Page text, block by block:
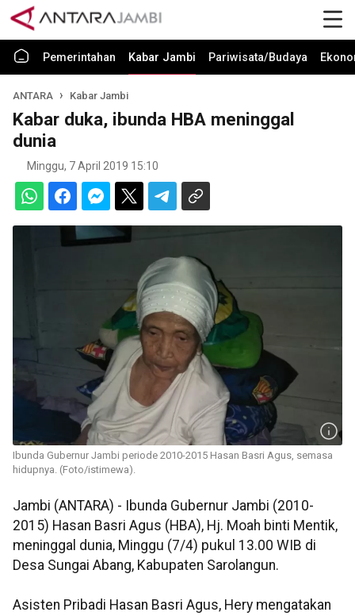
Pemerintahan Kabar Jambi Pariwisata/Budaya
ANTARA Kabar Jambi
Kabar duka, ibunda HBA meninggal
dunia
Minggu, 7 April 2019 15:10
Ibunda Gubernur Jambi periode 2010-2015 Hasan Basri Agus, semasa
hidupnya. (Foto/istimewa).
Jambi (ANTARA) - Ibunda Gubernur Jambi (2010-
2015) Hasan Basri Agus (HBA), Hj. Moah binti Mentik,
meninggal dunia, Minggu (7/4) pukul 13.00 WIB di
Desa Sungai Abang, Kabupaten Sarolangun.
Asisten Pribadi Hasan Basri Agus, Hery mengatakan